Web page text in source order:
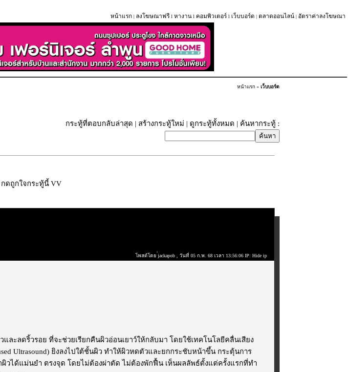
หน้าแรก | ลงโฆษณาฟรี l หางาน l คอมพิวเตอร์ l เว็บบอร์ด | ตลาดออนไลน์ | อัตราค่าลงโฆษณา
หน้าแรก » เว็บบอร์ด
กระทู้ที่ตอบกลับล่าสุด | สร้างกระทู้ใหม่ | ดูกระทู้ทั้งหมด | ค้นหากระทู้ :
ดถูกใจกระทู้นี้ VV
โพสต์โดย ่่jackapob , วันที่ 05 ก.พ. 68 เวลา 13:56:06 IP: Hide ip
ละลดริ้วรอย ที่จะช่วยเรียกคืนผิวอ่อนเยาว์ให้กลับมา โดยใช้เทคโนโลยีคลื่นเสียง
Ultrasound) ยิงลงไปใต้ชั้นผิว ทำให้ผิวหดตัวและยกกระชับหน้าขึ้น กระตุ้นการ
วได้แม่นยำ ตรงจุด โดยไม่ต้องผ่าตัด ไม่ต้องพักฟื้น เห็นผลลัพธ์ตั้งแต่ครั้งแรกที่ทำ